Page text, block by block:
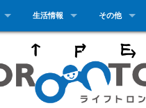
生活情報 その他